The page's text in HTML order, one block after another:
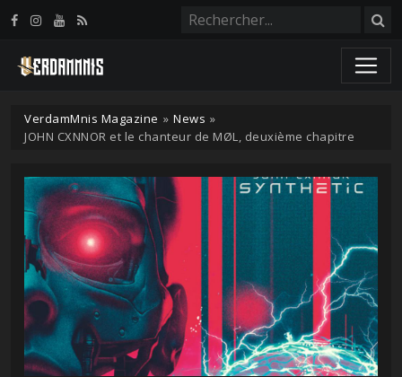
VerdamMnis Magazine » News »
JOHN CXNNOR et le chanteur de MØL, deuxième chapitre
Panneau de gestion des cookies